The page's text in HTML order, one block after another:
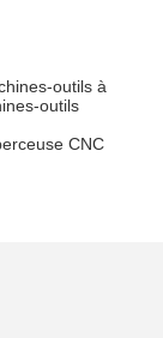
outils à
outils
CNC